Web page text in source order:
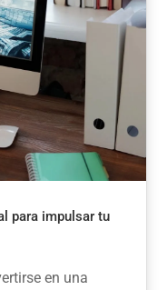
para impulsar tu
en una